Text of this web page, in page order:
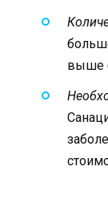
выше